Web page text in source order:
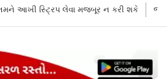
જાહેરખબરોથી લોકોને મિસગાઇડ કરનારી